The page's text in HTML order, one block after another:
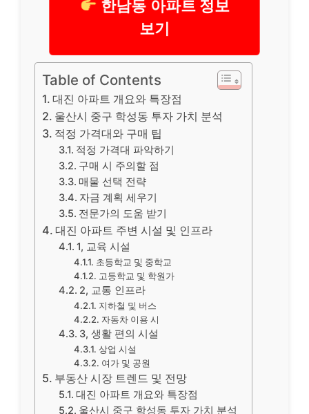
한남동 아파트 정보
보기
Table of Contents
대진 아파트 개요와 특장점
울산시 중구 학성동 투자 가치 분석
적정 가격대와 구매 팁
적정 가격대 파악하기
구매 시 주의할 점
매물 선택 전략
자금 계획 세우기
전문가의 도움 받기
대진 아파트 주변 시설 및 인프라
1, 교육 시설
초등학교 및 중학교
고등학교 및 학원가
2, 교통 인프라
지하철 및 버스
자동차 이용 시
3, 생활 편의 시설
상업 시설
여가 및 공원
부동산 시장 트렌드 및 전망
대진 아파트 개요와 특장점
울산시 중구 학성동 투자 가치 분석